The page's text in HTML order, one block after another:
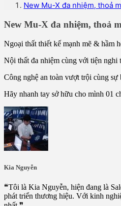
New Mu-X đa nhiệm, thoả
New Mu-X đa nhiệm, thoả
Ngoại thất thiết kế mạnh mẽ & hầm
Nội thất đa nhiệm cùng với tiện nghi
Công nghệ an toàn vượt trội cùng
Hãy nhanh tay sở hữu cho mình 01
Kia Nguyễn
❝Tôi là Kia Nguyễn, hiện đang là
phát triển thương hiệu. Với kinh